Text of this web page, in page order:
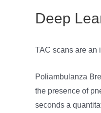
Deep
TAC scans are an
Poliambulanza
the presence of
seconds a